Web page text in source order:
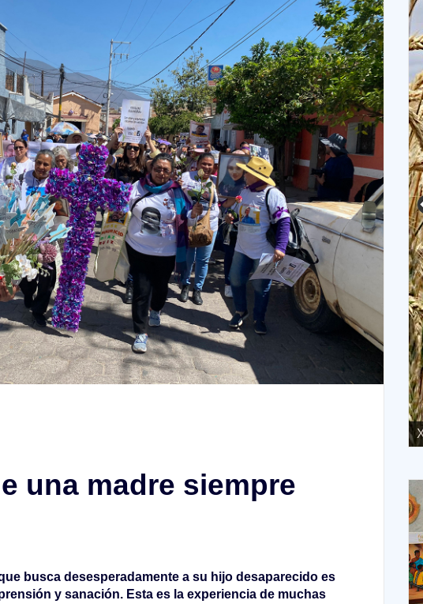
una madre siempre
busca desesperadamente a su hijo desaparecido es
y sanación. Esta es la experiencia de muchas